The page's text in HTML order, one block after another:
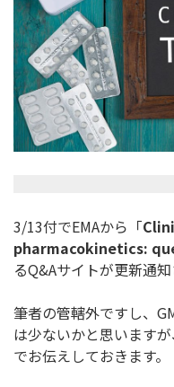
3/13付でEMAから「
pharmacokinetics:
るQ&Aサイトが更新通知
筆者の管轄外ですし、
は少ないかと思いますが
でお伝えしておきます。